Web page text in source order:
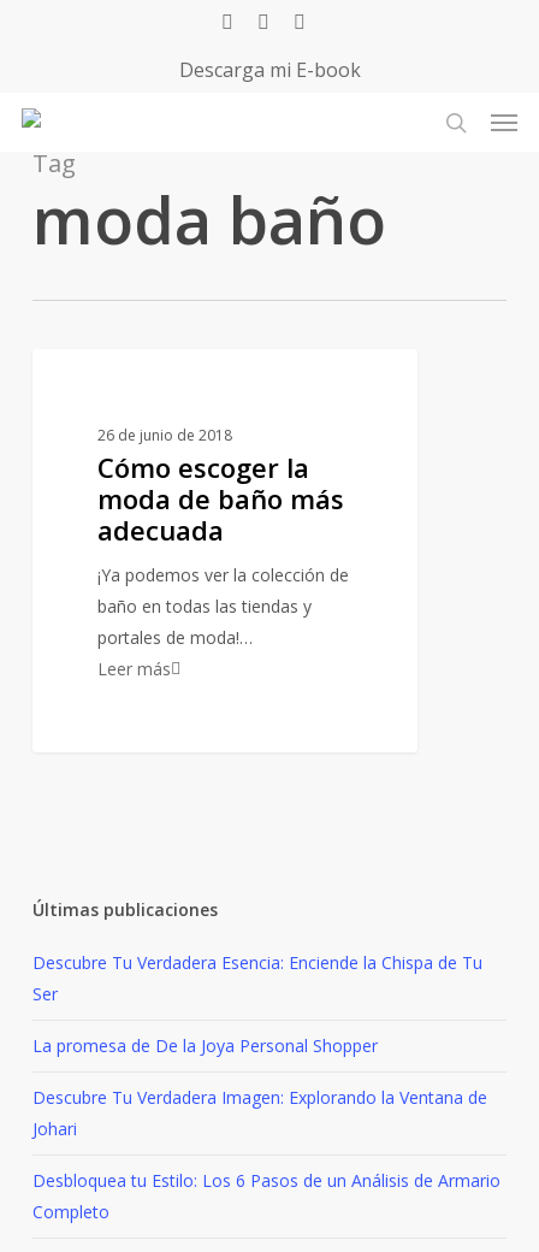
content
instagramphoneemail
Descarga mi E-book
Tag
moda baño
26 de junio de 2018
Cómo escoger la
moda de baño más
adecuada
¡Ya podemos ver la colección de
baño en todas las tiendas y
portales de moda!…
Leer más
Últimas publicaciones
Descubre Tu Verdadera Esencia: Enciende la Chispa de Tu
Ser
La promesa de De la Joya Personal Shopper
Descubre Tu Verdadera Imagen: Explorando la Ventana de
Johari
Desbloquea tu Estilo: Los 6 Pasos de un Análisis de Armario
Completo